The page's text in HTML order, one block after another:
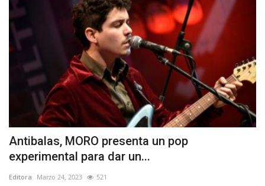
Crónica
Policial
Tribunales
Deporte
Política
Espectáculos
Antibalas, MORO presenta un pop
experimental para dar un...
Editora Marzo 24, 2023 521